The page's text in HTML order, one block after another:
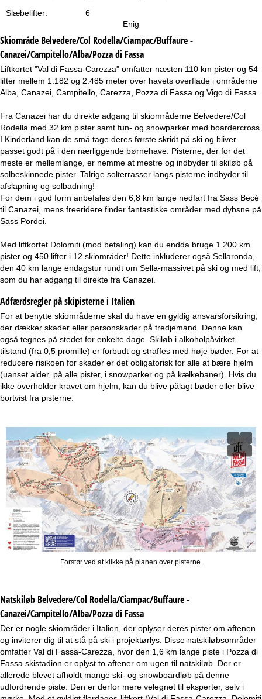
Enig
Slæbelifter: 6
Skiområde Belvedere/Col Rodella/Ciampac/Buffaure -
Canazei/Campitello/Alba/Pozza di Fassa
Liftkortet "Val di Fassa-Carezza" omfatter næsten 110 km pister og 54
lifter mellem 1.182 og 2.485 meter over havets overflade i områderne
Alba, Canazei, Campitello, Carezza, Pozza di Fassa og Vigo di Fassa.
Fra Canazei har du direkte adgang til skiområderne Belvedere/Col
Rodella med 32 km pister samt fun- og snowparker med boardercross.
I Kinderland kan de små tage deres første skridt på ski og bliver
passet godt på i den nærliggende børnehave. Pisterne, der for det
meste er mellemlange, er nemme at mestre og indbyder til skiløb på
solbeskinnede pister. Talrige solterrasser langs pisterne indbyder til
afslapning og solbadning!
For dem i god form anbefales den 6,8 km lange nedfart fra Sass Becé
til Canazei, mens freeridere finder fantastiske områder med dybsne på
Sass Pordoi.
Med liftkortet Dolomiti (mod betaling) kan du endda bruge 1.200 km
pister og 450 lifter i 12 skiområder! Dette inkluderer også Sellaronda,
den 40 km lange endagstur rundt om Sella-massivet på ski og med lift,
som du har adgang til direkte fra Canazei.
Adfærdsregler på skipisterne i Italien
For at benytte skiområderne skal du have en gyldig ansvarsforsikring,
der dækker skader eller personskader på tredjemand. Denne kan
også tegnes på stedet for enkelte dage. Skiløb i alkoholpåvirket
tilstand (fra 0,5 promille) er forbudt og straffes med høje bøder. For at
reducere risikoen for skader er det obligatorisk for alle at bære hjelm
(uanset alder, på alle pister, i snowparker og på kælkebaner). Hvis du
ikke overholder kravet om hjelm, kan du blive pålagt bøder eller blive
bortvist fra pisterne.
Forstør ved at klikke på planen over pisterne.
Natskiløb Belvedere/Col Rodella/Ciampac/Buffaure -
Canazei/Campitello/Alba/Pozza di Fassa
Der er nogle skiområder i Italien, der oplyser deres pister om aftenen
og inviterer dig til at stå på ski i projektørlys. Disse natskiløbsområder
omfatter Val di Fassa-Carezza, hvor den 1,6 km lange piste i Pozza di
Fassa skistadion er oplyst to aftener om ugen til natskiløb. Der er
allerede blevet afholdt mange ski- og snowboardløb på denne
udfordrende piste. Den er derfor mere velegnet til eksperter, selv i